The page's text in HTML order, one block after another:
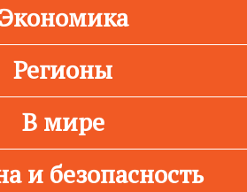
Экономика
Регионы
В мире
и безопасность